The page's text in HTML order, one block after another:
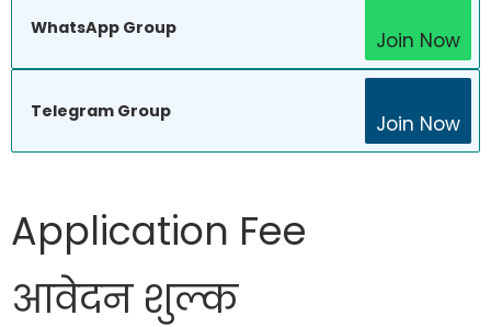
WhatsApp Group
Join Now
Telegram Group
Join Now
Application Fee
आवेदन शुल्क